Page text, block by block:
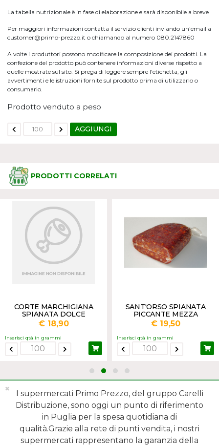
La tabella nutrizionale è in fase di elaborazione e sarà disponibile a breve
Per maggiori informazioni contatta il servizio clienti inviando un'email a
customer@primo-prezzo.it o chiamando al numero 080.2147860
A volte i produttori possono modificare la composizione dei prodotti. La
confezione del prodotto può contenere informazioni diverse rispetto a
quelle mostrate sul sito. Si prega di leggere sempre l'etichetta, gli
avvertimenti e le istruzioni fornite sul prodotto prima di utilizzarlo o
consumarlo.
Prodotto venduto a peso
AGGIUNGI
PRODOTTI CORRELATI
CORTE MARCHIGIANA
SPIANATA DOLCE
€ 18,90
Inserisci qtà in grammi
SANT'ORSO SPIANATA
PICCANTE MEZZA
€ 19,50
Inserisci qtà in grammi
MENÙ
I supermercati Primo Prezzo, del gruppo Carelli
Distribuzione, sono oggi un punto di riferimento
in Puglia per la spesa quotidiana di
qualità.Grazie alla rete di punti vendita, i nostri
supermercati rappresentano la garanzia della
✖